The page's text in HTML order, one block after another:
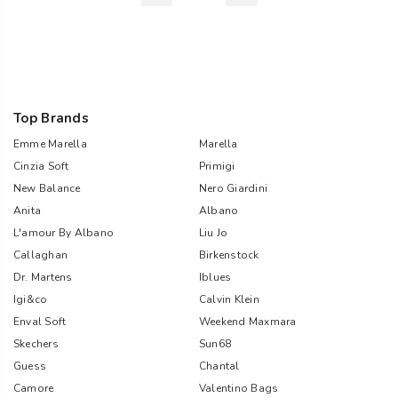
Top Brands
Emme Marella
Marella
Cinzia Soft
Primigi
New Balance
Nero Giardini
Anita
Albano
L'amour By Albano
Liu Jo
Callaghan
Birkenstock
Dr. Martens
Iblues
Igi&co
Calvin Klein
Enval Soft
Weekend Maxmara
Skechers
Sun68
Guess
Chantal
Camore
Valentino Bags